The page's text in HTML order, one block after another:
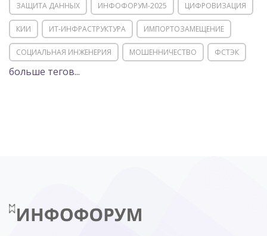
ЗАЩИТА ДАННЫХ ИНФОФОРУМ-2025 ЦИФРОВИЗАЦИЯ
КИИ ИТ-ИНФРАСТРУКТУРА ИМПОРТОЗАМЕЩЕНИЕ
СОЦИАЛЬНАЯ ИНЖЕНЕРИЯ МОШЕННИЧЕСТВО ФСТЭК
POSITIVE TECHNOLOGIES
МИНЦИФРЫ РОССИИ NGFW
больше тегов...